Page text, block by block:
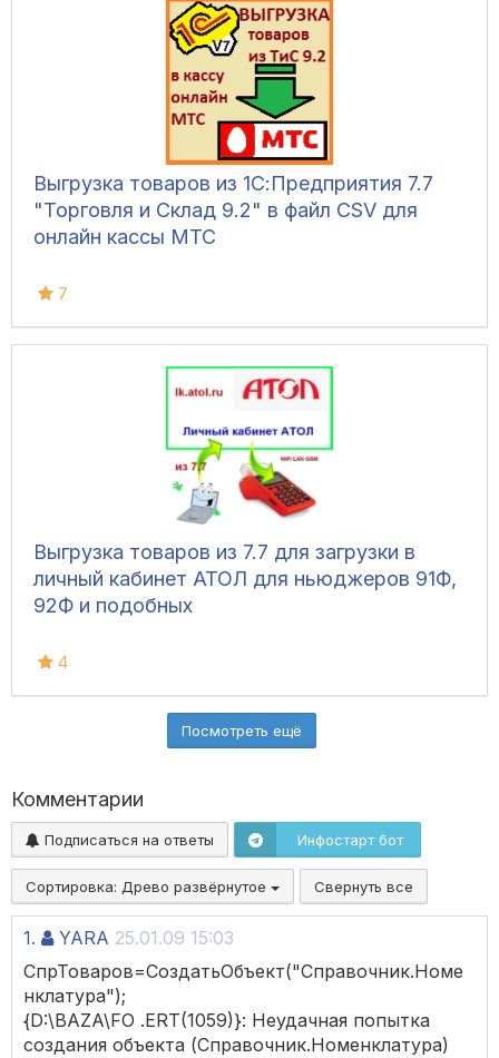
Выгрузка товаров из 1С:Предприятия 7.7
"Торговля и Склад 9.2" в файл CSV для
онлайн кассы МТС
7
Выгрузка товаров из 7.7 для загрузки в
личный кабинет АТОЛ для ньюджеров 91Ф,
92Ф и подобных
4
Посмотреть ещё
Комментарии
Подписаться на ответы Инфостарт бот
Сортировка: Древо развёрнутое Свернуть все
1. YARA 25.01.09 15:03
СпрТоваров=СоздатьОбъект("Справочник.Номе
нклатура");
{D:\BAZA\FO .ERT(1059)}: Неудачная попытка
создания объекта (Справочник.Номенклатура)